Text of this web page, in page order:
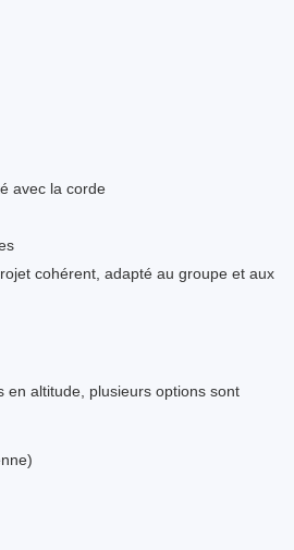
avec la corde
cohérent, adapté au groupe et aux
en altitude, plusieurs options sont